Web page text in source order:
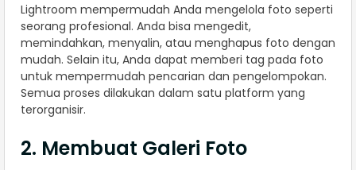
Lightroom mempermudah Anda mengelola foto seperti
seorang profesional. Anda bisa mengedit,
memindahkan, menyalin, atau menghapus foto dengan
mudah. Selain itu, Anda dapat memberi tag pada foto
untuk mempermudah pencarian dan pengelompokan.
Semua proses dilakukan dalam satu platform yang
terorganisir.
2. Membuat Galeri Foto